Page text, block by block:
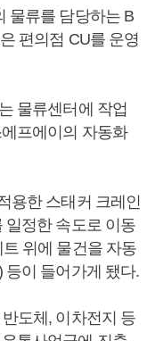
물류를 담당하는 B
편의점 CU를 운영
물류센터에 작업
프에이의 자동화
용한 스태커 크레인
일정한 속도로 이동
위에 물건을 자동
등이 들어가게 됐다.
도체, 이차전지 등